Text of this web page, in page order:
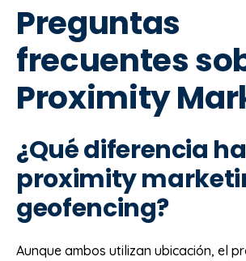
Preguntas
frecuentes
Proximity
¿Qué diferencia
proximity
geofencing?
Aunque ambos utilizan ubicación, el